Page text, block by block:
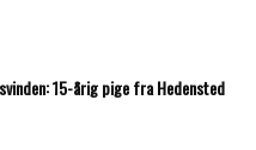
15-årig pige fra Hedensted